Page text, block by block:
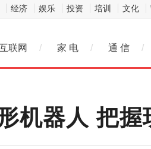
经济 娱乐 投资 培训 文化
联网 / 家 电 / 通 信 /
机器人 把